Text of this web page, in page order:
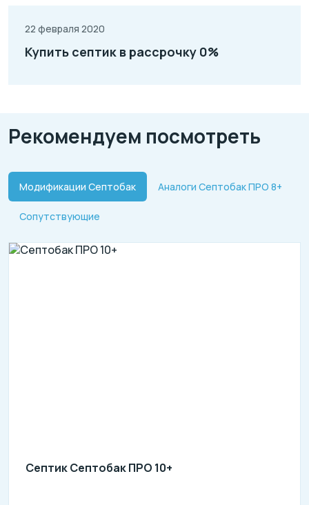
22 февраля 2020
Купить септик в рассрочку 0%
Рекомендуем посмотреть
Модификации Септобак Аналоги Септобак ПРО 8+
Сопутствующие
Септик Септобак ПРО 10+